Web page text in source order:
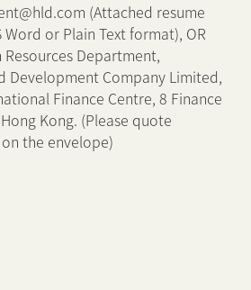
(Attached resume
or Plain Text format), OR
Resources Department,
Development Company Limited,
Finance Centre, 8 Finance
Kong. (Please quote
the envelope)